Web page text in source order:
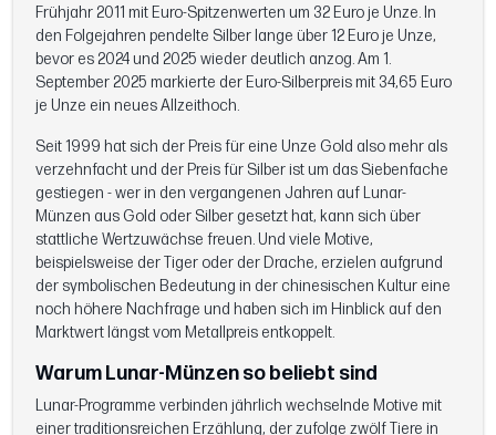
Frühjahr 2011 mit Euro-Spitzenwerten um 32 Euro je Unze. In
den Folgejahren pendelte Silber lange über 12 Euro je Unze,
bevor es 2024 und 2025 wieder deutlich anzog. Am 1.
September 2025 markierte der Euro-Silberpreis mit 34,65 Euro
je Unze ein neues Allzeithoch.
Seit 1999 hat sich der Preis für eine Unze Gold also mehr als
verzehnfacht und der Preis für Silber ist um das Siebenfache
gestiegen - wer in den vergangenen Jahren auf Lunar-
Münzen aus Gold oder Silber gesetzt hat, kann sich über
stattliche Wertzuwächse freuen. Und viele Motive,
beispielsweise der Tiger oder der Drache, erzielen aufgrund
der symbolischen Bedeutung in der chinesischen Kultur eine
noch höhere Nachfrage und haben sich im Hinblick auf den
Marktwert längst vom Metallpreis entkoppelt.
Warum Lunar-Münzen so beliebt sind
Lunar-Programme verbinden jährlich wechselnde Motive mit
einer traditionsreichen Erzählung, der zufolge zwölf Tiere in